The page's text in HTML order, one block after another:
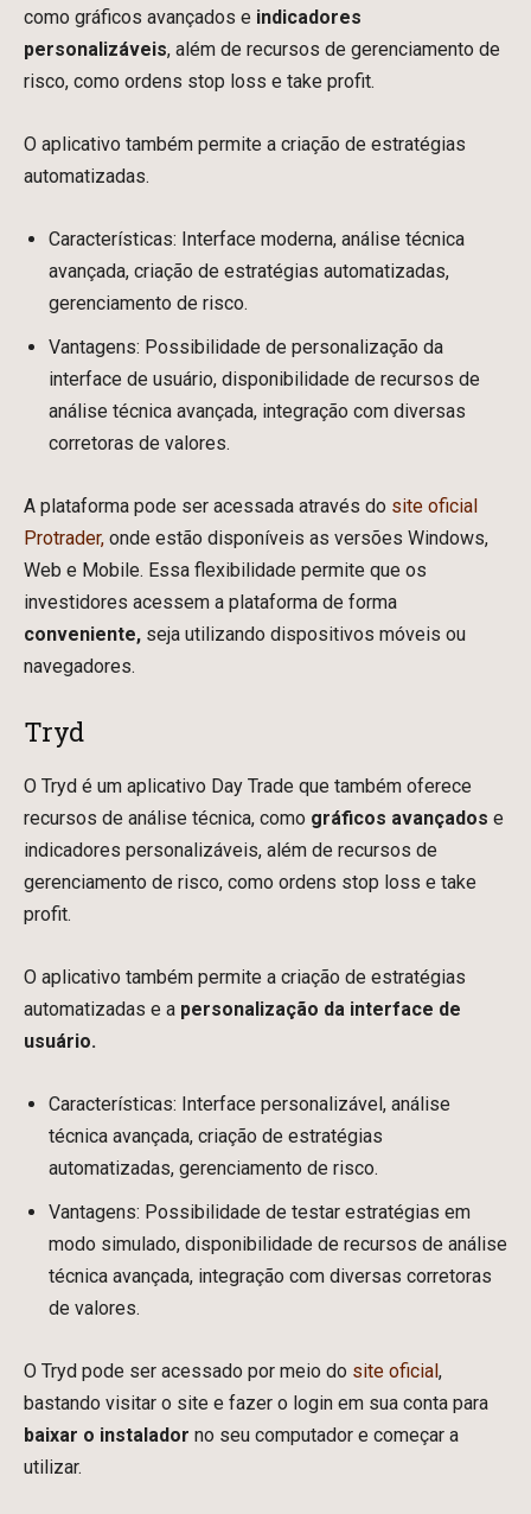
como gráficos avançados e indicadores
personalizáveis, além de recursos de gerenciamento de
risco, como ordens stop loss e take profit.
O aplicativo também permite a criação de estratégias
automatizadas.
Características: Interface moderna, análise técnica
avançada, criação de estratégias automatizadas,
gerenciamento de risco.
Vantagens: Possibilidade de personalização da
interface de usuário, disponibilidade de recursos de
análise técnica avançada, integração com diversas
corretoras de valores.
A plataforma pode ser acessada através do site oficial
Protrader, onde estão disponíveis as versões Windows,
Web e Mobile. Essa flexibilidade permite que os
investidores acessem a plataforma de forma
conveniente, seja utilizando dispositivos móveis ou
navegadores.
Tryd
O Tryd é um aplicativo Day Trade que também oferece
recursos de análise técnica, como gráficos avançados e
indicadores personalizáveis, além de recursos de
gerenciamento de risco, como ordens stop loss e take
profit.
O aplicativo também permite a criação de estratégias
automatizadas e a personalização da interface de
usuário.
Características: Interface personalizável, análise
técnica avançada, criação de estratégias
automatizadas, gerenciamento de risco.
Vantagens: Possibilidade de testar estratégias em
modo simulado, disponibilidade de recursos de análise
técnica avançada, integração com diversas corretoras
de valores.
O Tryd pode ser acessado por meio do site oficial,
bastando visitar o site e fazer o login em sua conta para
baixar o instalador no seu computador e começar a
utilizar.